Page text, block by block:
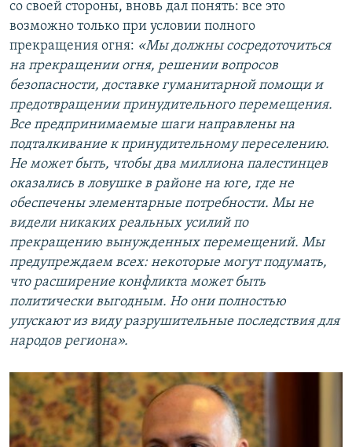
со своей стороны, вновь дал понять: все это
возможно только при условии полного
прекращения огня: «Мы должны сосредоточиться
на прекращении огня, решении вопросов
безопасности, доставке гуманитарной помощи и
предотвращении принудительного перемещения.
Все предпринимаемые шаги направлены на
подталкивание к принудительному переселению.
Не может быть, чтобы два миллиона палестинцев
оказались в ловушке в районе на юге, где не
обеспечены элементарные потребности. Мы не
видели никаких реальных усилий по
прекращению вынужденных перемещений. Мы
предупреждаем всех: некоторые могут подумать,
что расширение конфликта может быть
политически выгодным. Но они полностью
упускают из виду разрушительные последствия для
народов региона».